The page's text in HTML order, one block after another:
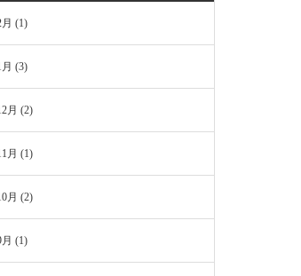
(1)
(3)
月 (2)
月 (1)
月 (2)
(1)